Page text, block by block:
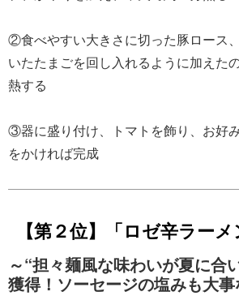
②食べやすい大きさに切った豚ロース
いたたまごを回し入れるように加えた
熱する
③器に盛り付け、トマトを飾り、お好
をかければ完成
【第２位】「ロゼ辛ラー
～“担々麺風な味わいが夏に合
獲得！ソーセージの塩みも大